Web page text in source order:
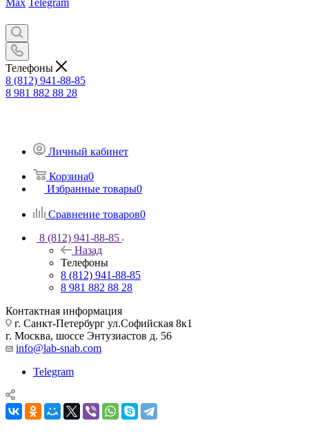
Max Telegram
Телефоны
8 (812) 941-88-85
8 981 882 88 28
Личный кабинет
Корзина0
Избранные товары0
Сравнение товаров0
8 (812) 941-88-85
Назад
Телефоны
8 (812) 941-88-85
8 981 882 88 28
Контактная информация
г. Санкт-Петербург ул.Софийская 8к1
г. Москва, шоссе Энтузиастов д. 56
info@lab-snab.com
Telegram